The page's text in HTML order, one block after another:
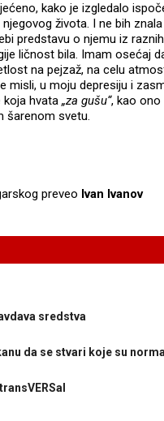
kako je izgledalo
života. I ne bih
predstavu o njemu iz
ličnost bila. Imam osećaj
na pejzaž, na celu
misli, u moju depresiju i
koja hvata „za gušu“, kao ono
šarenom svetu.
preveo Ivan Ivanov
sredstva
da se stvari koje su